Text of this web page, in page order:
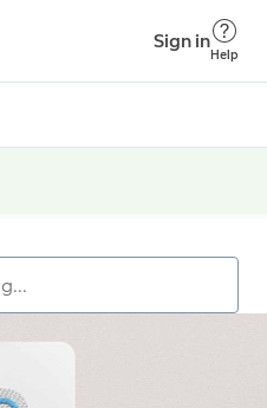
Sign in
Help